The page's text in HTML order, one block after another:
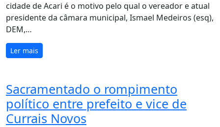
cidade de Acari é o motivo pelo qual o vereador e atual
presidente da câmara municipal, Ismael Medeiros (esq),
DEM,…
Ler mais
Sacramentado o rompimento
político entre prefeito e vice de
Currais Novos